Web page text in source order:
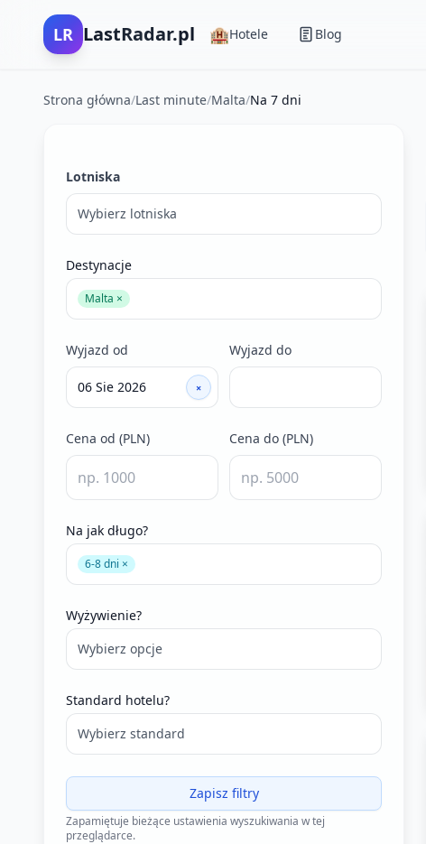
LR LastRadar.pl 🏨Hotele Blog
Strona główna/Last minute/Malta/Na 7 dni
Lotniska
Wybierz lotniska
Destynacje
Malta ×
Wyjazd od
×
Wyjazd do
Cena od (PLN) Cena do (PLN)
Na jak długo?
6-8 dni ×
Wyżywienie?
Wybierz opcje
Standard hotelu?
Wybierz standard
Zapisz filtry
Zapamiętuje bieżące ustawienia wyszukiwania w tej
przeglądarce.